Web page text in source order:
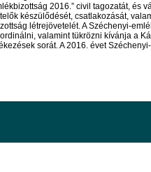
2016.” civil tagozatát, és
készülődését, csatlakozását,
létrejövetelét. A Széchenyi-
valamint tükrözni kívánja a
sorát. A 2016. évet Széchenyi-